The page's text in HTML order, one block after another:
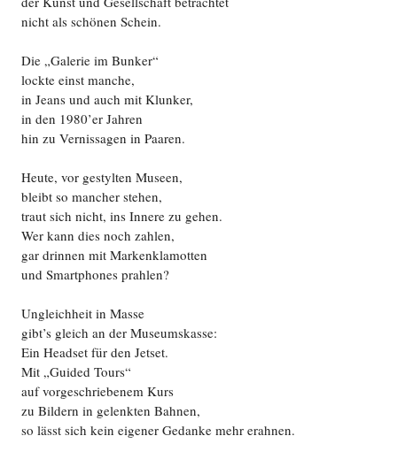
nicht als schönen Schein.
Die „Galerie im Bunker“
lockte einst manche,
in Jeans und auch mit Klunker,
in den 1980’er Jahren
hin zu Vernissagen in Paaren.
Heute, vor gestylten Museen,
bleibt so mancher stehen,
traut sich nicht, ins Innere zu gehen.
Wer kann dies noch zahlen,
gar drinnen mit Markenklamotten
und Smartphones prahlen?
Ungleichheit in Masse
gibt’s gleich an der Museumskasse:
Ein Headset für den Jetset.
Mit „Guided Tours“
auf vorgeschriebenem Kurs
zu Bildern in gelenkten Bahnen,
so lässt sich kein eigener Gedanke mehr erahnen.